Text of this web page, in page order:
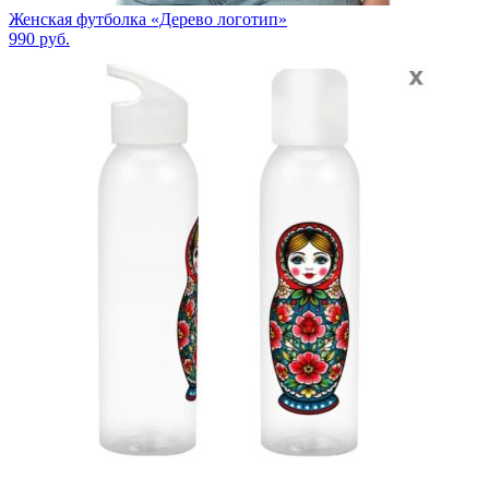
Женская футболка «Дерево логотип»
990 руб.